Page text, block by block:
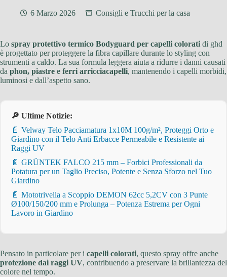
6 Marzo 2026 Consigli e Trucchi per la casa
Lo spray protettivo termico Bodyguard per capelli colorati di ghd
è progettato per proteggere la fibra capillare durante lo styling con
strumenti a caldo. La sua formula leggera aiuta a ridurre i danni causati
da phon, piastre e ferri arricciacapelli, mantenendo i capelli morbidi,
luminosi e dall’aspetto sano.
🔎 Ultime Notizie:
📄 Velway Telo Pacciamatura 1x10M 100g/m², Proteggi Orto e
Giardino con il Telo Anti Erbacce Permeabile e Resistente ai
Raggi UV
📄 GRÜNTEK FALCO 215 mm – Forbici Professionali da
Potatura per un Taglio Preciso, Potente e Senza Sforzo nel Tuo
Giardino
📄 Mototrivella a Scoppio DEMON 62cc 5,2CV con 3 Punte
Ø100/150/200 mm e Prolunga – Potenza Estrema per Ogni
Lavoro in Giardino
Pensato in particolare per i capelli colorati, questo spray offre anche
protezione dai raggi UV, contribuendo a preservare la brillantezza del
colore nel tempo.